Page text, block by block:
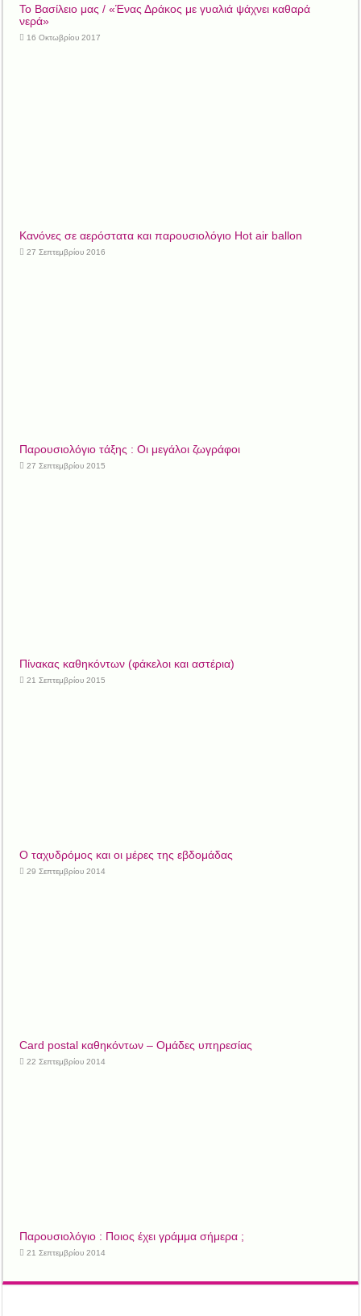
Το Βασίλειο μας / «Ένας Δράκος με γυαλιά ψάχνει καθαρά
νερά»
16 Οκτωβρίου 2017
Κανόνες σε αερόστατα και παρουσιολόγιο Hot air ballon
27 Σεπτεμβρίου 2016
Παρουσιολόγιο τάξης : Οι μεγάλοι ζωγράφοι
27 Σεπτεμβρίου 2015
Πίνακας καθηκόντων (φάκελοι και αστέρια)
21 Σεπτεμβρίου 2015
Ο ταχυδρόμος και οι μέρες της εβδομάδας
29 Σεπτεμβρίου 2014
Card postal καθηκόντων – Ομάδες υπηρεσίας
22 Σεπτεμβρίου 2014
Παρουσιολόγιο : Ποιος έχει γράμμα σήμερα ;
21 Σεπτεμβρίου 2014